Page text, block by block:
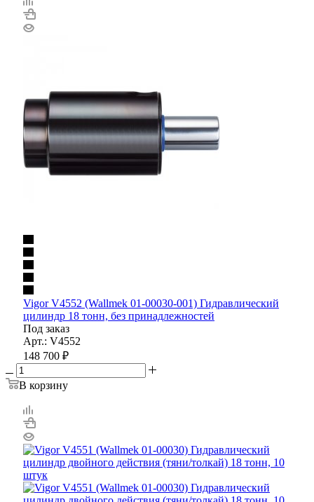
Vigor V4552 (Wallmek 01-00030-001) Гидравлический
цилиндр 18 тонн, без принадлежностей
Под заказ
Арт.: V4552
148 700 ₽
В корзину